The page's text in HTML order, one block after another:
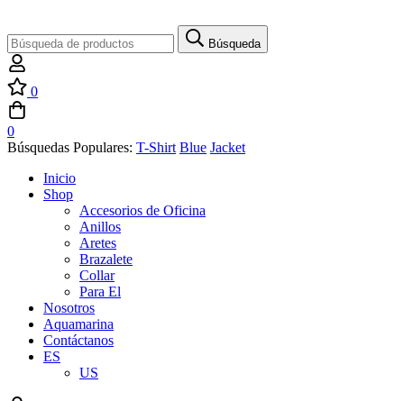
Búsqueda
de:
Búsqueda
0
0
Búsquedas Populares: T-Shirt Blue Jacket
Inicio
Shop
Accesorios de Oficina
Anillos
Aretes
Brazalete
Collar
Para El
Nosotros
Aquamarina
Contáctanos
ES
US